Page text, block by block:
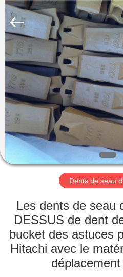
MAISON
DES
PRODUITS
AU
SUJET
DE
VISITE
D'USINE
CONTRÔLE
Industrial
Co.,Ltd.
Rights
Reserved.
Developed
by
Dents de seau
Les dents de seau
DESSUS de dent
bucket des astuces
Hitachi avec le